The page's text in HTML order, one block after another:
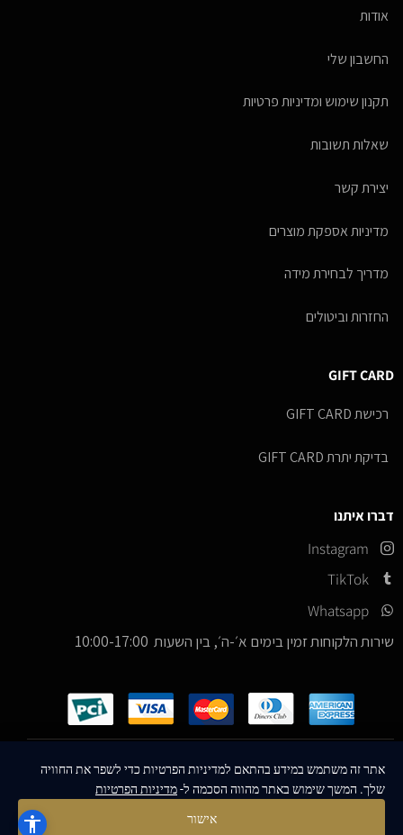
אודות
החשבון שלי
תקנון שימוש ומדיניות פרטיות
שאלות תשובות
יצירת קשר
מדיניות אספקת מוצרים
מדריך לבחירת מידה
החזרות וביטולים
GIFT CARD
רכישת GIFT CARD
בדיקת יתרת GIFT CARD
דברו איתנו
Instagram
TikTok
Whatsapp
שירות הלקוחות זמין בימים א׳-ה׳, בין השעות 10:00-17:00
כל הזכויות שמורות – ICE Sneakers© 2026
אתר זה משתמש במידע בהתאם למדיניות הפרטיות כדי לשפר את החוויה
שלך. המשך שימוש באתר מהווה הסכמה ל-מדיניות הפרטיות
אישור